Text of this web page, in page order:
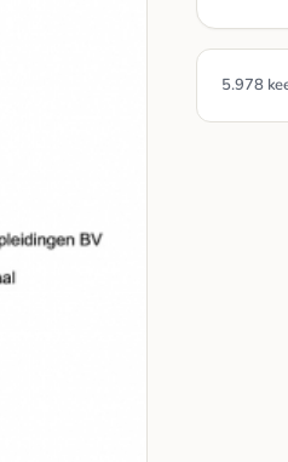
5.978